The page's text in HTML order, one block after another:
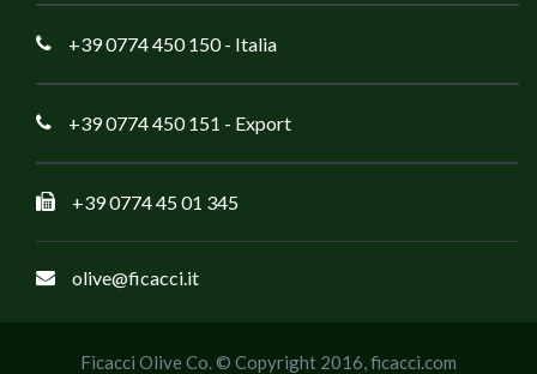
+39 0774 450 150- Italia
+39 0774 450 151 - Export
+39 0774 45 01 345
olive@ficacci.it
Ficacci Olive Co. © Copyright 2016,ficacci.com